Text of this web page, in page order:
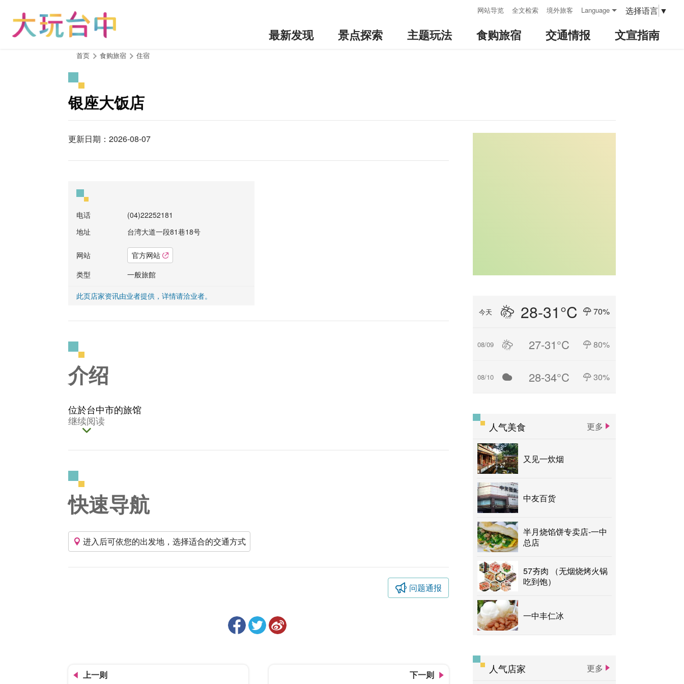
网站导览 全文检索 境外旅客 Language 选择语言 ▼
最新发现 景点探索 主题玩法 食购旅宿 交通情报 文宣指南
首页 食购旅宿 住宿
银座大饭店
更新日期：2026-08-07
电话
(04)22252181
地址
台湾大道一段81巷18号
网站
官方网站
类型
一般旅館
此页店家资讯由业者提供，详情请洽业者。
介绍
位於台中市的旅馆
继续阅读
快速导航
进入后可依您的出发地，选择适合的交通方式
问题通报
上一则 下一则
今天 28-31°C 70%
08/09 27-31°C 80%
08/10 28-34°C 30%
人气美食 更多
又见一炊烟
中友百货
半月烧馅饼专卖店-一中
总店
57夯肉 （无烟烧烤火锅
吃到饱）
一中丰仁冰
人气店家 更多